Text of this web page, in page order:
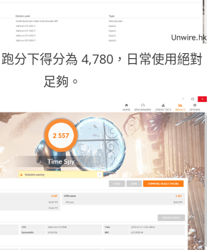
分下得分為 4,780，日常使用絕對
足夠。